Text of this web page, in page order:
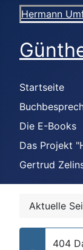
Hermann
Startseite
Die E-Books
Das Projekt
Gertrud
Aktuelle
404